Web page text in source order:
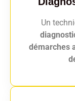
Un
démarches